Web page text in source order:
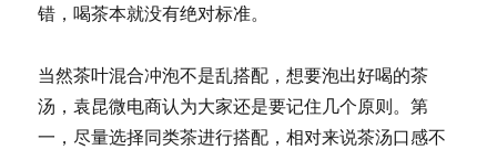
错，喝茶本就没有绝对标准。
当然茶叶混合冲泡不是乱搭配，想要泡出好喝的茶
汤，袁昆微电商认为大家还是要记住几个原则。第
一，尽量选择同类茶进行搭配，相对来说茶汤口感不